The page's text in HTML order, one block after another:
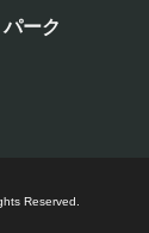
ーク
Reserved.